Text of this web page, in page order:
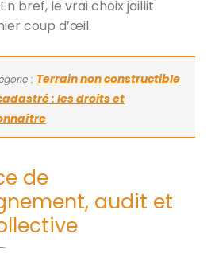
bref, le vrai choix jaillit
coup d’œil.
: Terrain non constructible
: les droits et
de
audit et